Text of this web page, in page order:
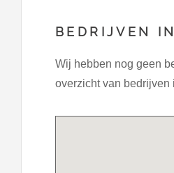
BEDRIJVEN
Wij hebben nog geen
overzicht van bedrijven